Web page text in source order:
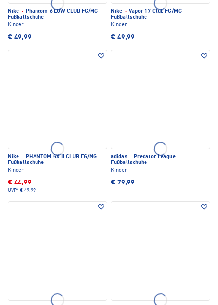
Nike · Phantom 6 LOW CLUB FG/MG
Fußballschuhe
Kinder
€ 49,99
Nike · Vapor 17 Club FG/MG
Fußballschuhe
Kinder
€ 49,99
Nike · PHANTOM GX II CLUB FG/MG
Fußballschuhe
Kinder
€ 44,99
UVP* € 49,99
adidas · Predator League
Fußballschuhe
Kinder
€ 79,99